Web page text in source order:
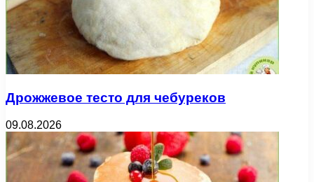
Дрожжевое тесто для чебуреков
09.08.2026